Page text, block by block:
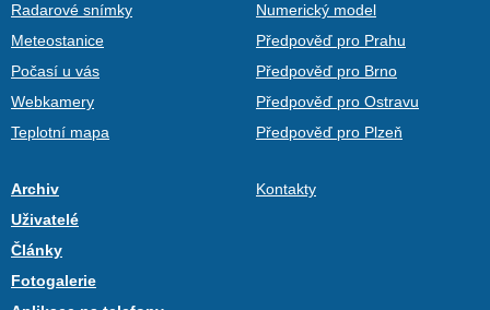
Radarové snímky
Meteostanice
Počasí u vás
Webkamery
Teplotní mapa
Numerický model
Předpověď pro Prahu
Předpověď pro Brno
Předpověď pro Ostravu
Předpověď pro Plzeň
Archiv
Uživatelé
Články
Fotogalerie
Kontakty